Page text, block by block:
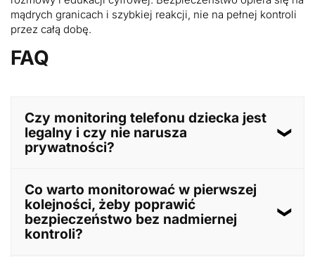
mądrych granicach i szybkiej reakcji, nie na pełnej kontroli
przez całą dobę.
FAQ
Czy monitoring telefonu dziecka jest
legalny i czy nie narusza
prywatności?
celu działania. Gdy monitoring pełni funkcję
ochronną, a nie ukrytego nadzoru, zwykle mieści się
w logice opieki rodzicielskiej. Znaczenie ma
transparentność, proporcjonalność i rozmowa o
zasadach. Skrajne formy, na przykład czytanie
Co warto monitorować w pierwszej
kolejności, żeby poprawić
bezpieczeństwo bez nadmiernej
kontroli?